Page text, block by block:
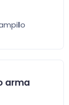
arma